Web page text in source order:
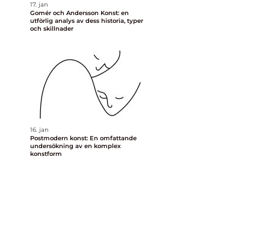
17. jan
Gomér och Andersson Konst: en
utförlig analys av dess historia, typer
och skillnader
16. jan
Postmodern konst: En omfattande
undersökning av en komplex
konstform